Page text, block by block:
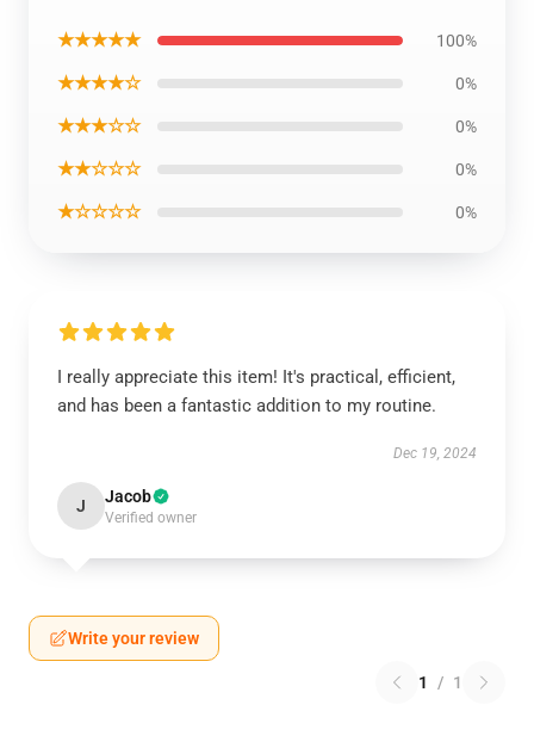
★★★★★ 100%
★★★★☆ 0%
★★★☆☆ 0%
★★☆☆☆ 0%
★☆☆☆☆ 0%
I really appreciate this item! It's practical, efficient,
and has been a fantastic addition to my routine.
Dec 19, 2024
J Jacob
Verified owner
Write your review
1 / 1